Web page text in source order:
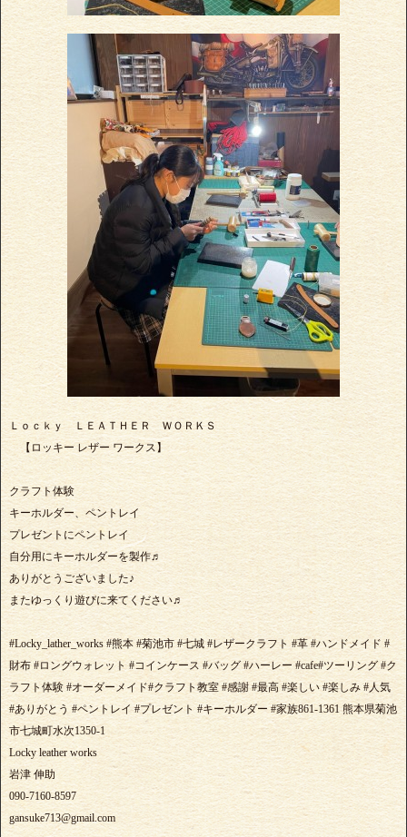
Ｌｏｃｋｙ ＬＥＡＴＨＥＲ ＷＯＲＫＳ
【ロッキー レザー ワークス】
クラフト体験
キーホルダー、ペントレイ
プレゼントにペントレイ
自分用にキーホルダーを製作♬
ありがとうございました♪
またゆっくり遊びに来てください♬
#Locky_lather_works #熊本 #菊池市 #七城 #レザークラフト #革 #ハンドメイド #
財布 #ロングウォレット #コインケース #バッグ #ハーレー #cafe#ツーリング #ク
ラフト体験 #オーダーメイド#クラフト教室 #感謝 #最高 #楽しい #楽しみ #人気
#ありがとう #ペントレイ #プレゼント #キーホルダー #家族861-1361 熊本県菊池
市七城町水次1350-1
Locky leather works
岩津 伸助
090-7160-8597
gansuke713@gmail.com